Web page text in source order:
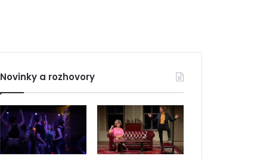
Novinky a rozhovory